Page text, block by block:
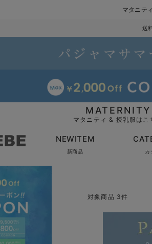
マタニテ
送
MATERNITY
マタニティ & 授乳服はこ
NEWITEM
新商品 カ
対象商品 3件